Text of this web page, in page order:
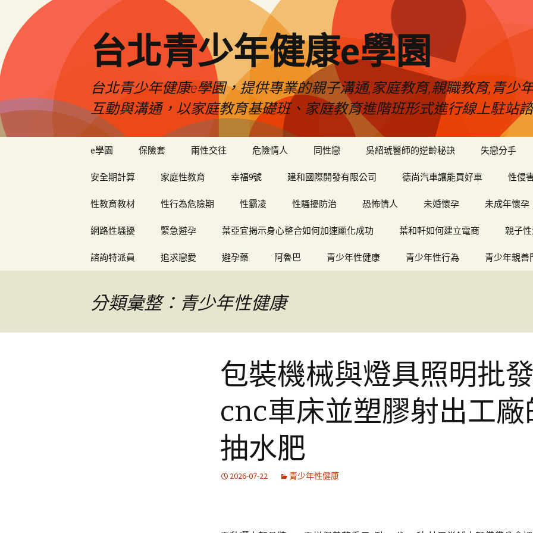
台北青少年健康e學園
台北青少年健康e學園，提供專業的親子溝通,家庭教育,親職教育,青少
互動與溝通，以家庭教育基礎班、家庭教育進階班形式進行線上駐站
e學園 保險套 兩性交往 危險情人 同性戀 吳紹琥醫師的逆齡秘訣 失戀分手
安全期計算 家庭性教育 幸福9號 建和國際開發有限公司 德尚汽車讓能買好車 性侵
性教育教材 性行為危險期 性霸凌 性騷擾防治 恐怖情人 未婚懷孕 未成年懷孕
網路性騷擾 緊急避孕 葉亞宜揭示身心整合如何加速顯化成功 葉和軒如何建立電商 親子
諮詢特派員 追求戀愛 避孕藥 阿魯巴 青少年性健康 青少年性行為 青少年親善
分類彙整：青少年性健康
包裝機械與燈具照明批
cnc車床並塑膠射出工廠
抽水肥
2026-07-22 青少年性健康